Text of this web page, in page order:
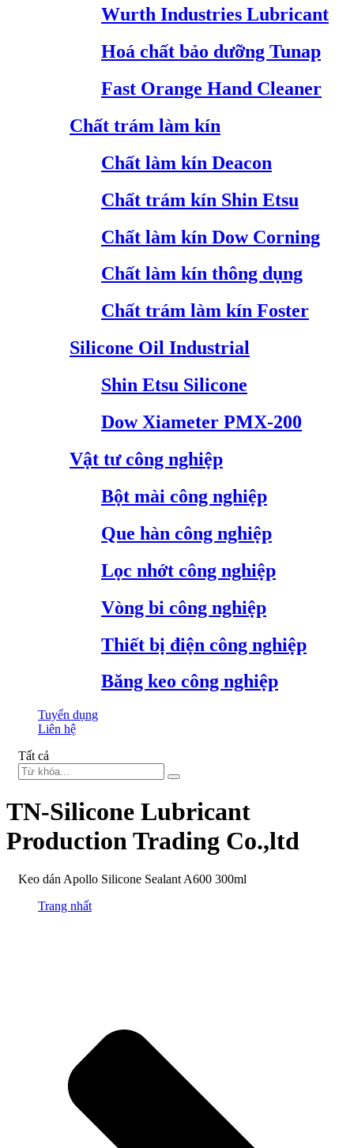
Wurth Industries Lubricant
Hoá chất bảo dưỡng Tunap
Fast Orange Hand Cleaner
Chất trám làm kín
Chất làm kín Deacon
Chất trám kín Shin Etsu
Chất làm kín Dow Corning
Chất làm kín thông dụng
Chất trám làm kín Foster
Silicone Oil Industrial
Shin Etsu Silicone
Dow Xiameter PMX-200
Vật tư công nghiệp
Bột mài công nghiệp
Que hàn công nghiệp
Lọc nhớt công nghiệp
Vòng bi công nghiệp
Thiết bị điện công nghiệp
Băng keo công nghiệp
Tuyển dụng
Liên hệ
Tất cả
TN-Silicone Lubricant
Production Trading Co.,ltd
Keo dán Apollo Silicone Sealant A600 300ml
Trang nhất